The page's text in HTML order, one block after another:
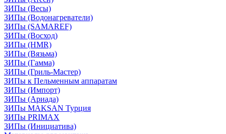
ЗИПы (Весы)
ЗИПы (Водонагреватели)
ЗИПы (SAMAREF)
ЗИПы (Восход)
ЗИПы (HMR)
ЗИПы (Вязьма)
ЗИПы (Гамма)
ЗИПы (Гриль-Мастер)
ЗИПы к Пельменным аппаратам
ЗИПы (Импорт)
ЗИПы (Ариада)
ЗИПы MAKSAN Турция
ЗИПы PRIMAX
ЗИПы (Инициатива)